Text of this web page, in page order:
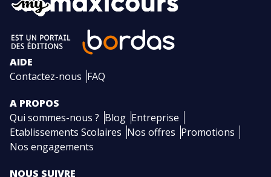
AIDE
Contactez-nous FAQ
A PROPOS
Qui sommes-nous ? Blog Entreprise
Etablissements Scolaires Nos offres Promotions
Nos engagements
NOUS SUIVRE